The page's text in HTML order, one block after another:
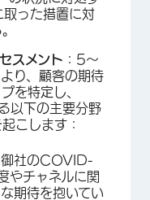
取った措置に対
スメント ：5～
り、顧客の期待
を特定し、
以下の主要分野
こします：
社のCOVID-
やチャネルに関
期待を抱いてい